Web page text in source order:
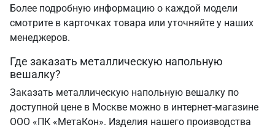
Более подробную информацию о каждой модели
смотрите в карточках товара или уточняйте у наших
менеджеров.
Где заказать металлическую напольную
вешалку?
Заказать металлическую напольную вешалку по
доступной цене в Москве можно в интернет-магазине
ООО «ПК «МетаКон». Изделия нашего производства